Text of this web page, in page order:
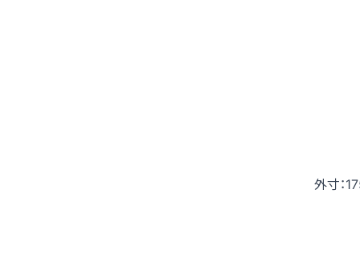
外寸：